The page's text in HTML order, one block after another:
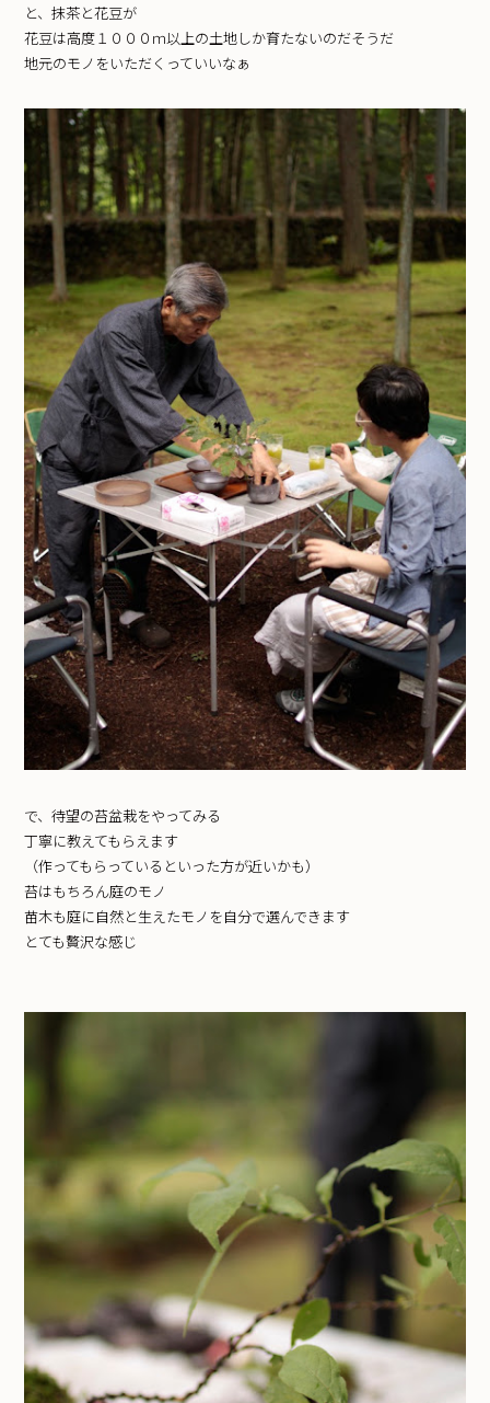
と、抹茶と花豆が
花豆は高度１０００ｍ以上の土地しか育たないのだそうだ
地元のモノをいただくっていいなぁ
で、待望の苔盆栽をやってみる
丁寧に教えてもらえます
（作ってもらっているといった方が近いかも）
苔はもちろん庭のモノ
苗木も庭に自然と生えたモノを自分で選んできます
とても贅沢な感じ